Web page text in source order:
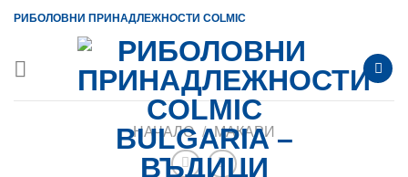
SkipРИБОЛОВНИ ПРИНАДЛЕЖНОСТИ COLMIC
НАЧАЛО / МАКАРИ